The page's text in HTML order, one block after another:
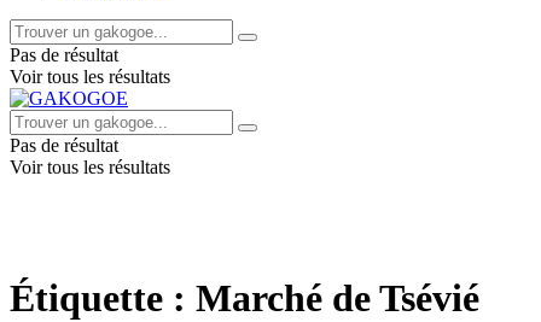
Pas de résultat
Voir tous les résultats
Pas de résultat
Voir tous les résultats
Étiquette : Marché de Tsévié